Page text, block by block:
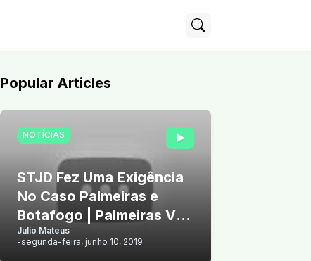
Popular Articles
NOTÍCIAS
STJD Fez Uma Exigência
No Caso Palmeiras e
Botafogo | Palmeiras Vê
Chance de Vender Arthur
Julio Mateus
-segunda-feira, junho 10, 2019